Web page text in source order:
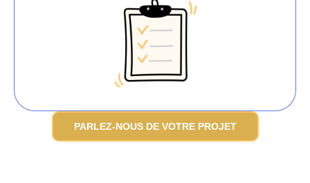
PARLEZ-NOUS DE VOTRE PROJET